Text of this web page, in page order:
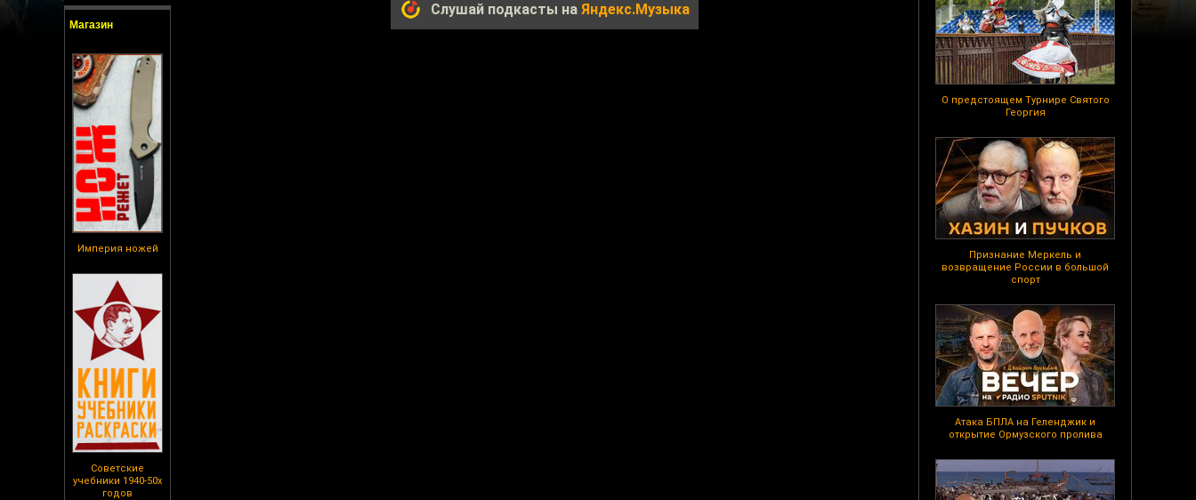
Магазин
Империя ножей
Советские
учебники 1940-50х
годов
О предстоящем Турнире Святого
Георгия
Признание Меркель и
возвращение России в большой
спорт
Атака БПЛА на Геленджик и
открытие Ормузского пролива
Слушай подкасты на Яндекс.Музыка